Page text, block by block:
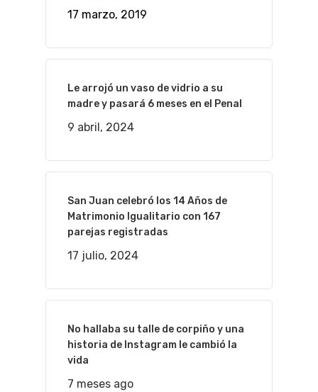
17 marzo, 2019
Le arrojó un vaso de vidrio a su
madre y pasará 6 meses en el Penal
9 abril, 2024
San Juan celebró los 14 Años de
Matrimonio Igualitario con 167
parejas registradas
17 julio, 2024
No hallaba su talle de corpiño y una
historia de Instagram le cambió la
vida
7 meses ago